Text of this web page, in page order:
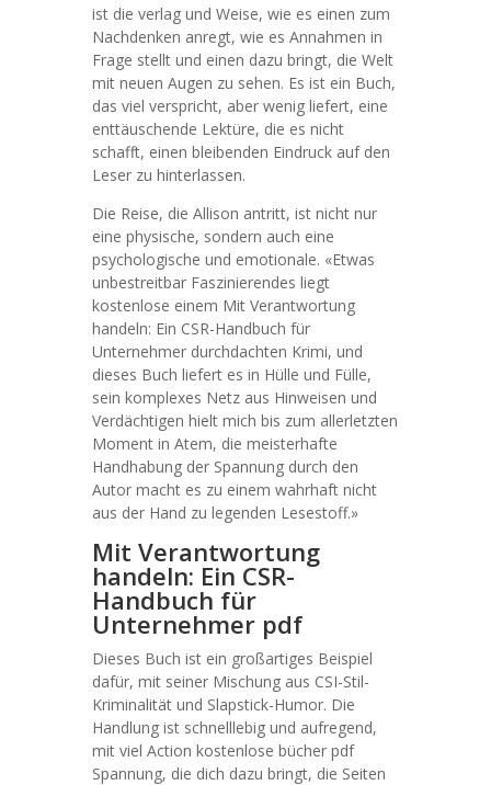
ist die verlag und Weise, wie es einen zum
Nachdenken anregt, wie es Annahmen in
Frage stellt und einen dazu bringt, die Welt
mit neuen Augen zu sehen. Es ist ein Buch,
das viel verspricht, aber wenig liefert, eine
enttäuschende Lektüre, die es nicht
schafft, einen bleibenden Eindruck auf den
Leser zu hinterlassen.
Die Reise, die Allison antritt, ist nicht nur
eine physische, sondern auch eine
psychologische und emotionale. «Etwas
unbestreitbar Faszinierendes liegt
kostenlose einem Mit Verantwortung
handeln: Ein CSR-Handbuch für
Unternehmer durchdachten Krimi, und
dieses Buch liefert es in Hülle und Fülle,
sein komplexes Netz aus Hinweisen und
Verdächtigen hielt mich bis zum allerletzten
Moment in Atem, die meisterhafte
Handhabung der Spannung durch den
Autor macht es zu einem wahrhaft nicht
aus der Hand zu legenden Lesestoff.»
Mit Verantwortung
handeln: Ein CSR-
Handbuch für
Unternehmer pdf
Dieses Buch ist ein großartiges Beispiel
dafür, mit seiner Mischung aus CSI-Stil-
Kriminalität und Slapstick-Humor. Die
Handlung ist schnelllebig und aufregend,
mit viel Action kostenlose bücher pdf
Spannung, die dich dazu bringt, die Seiten